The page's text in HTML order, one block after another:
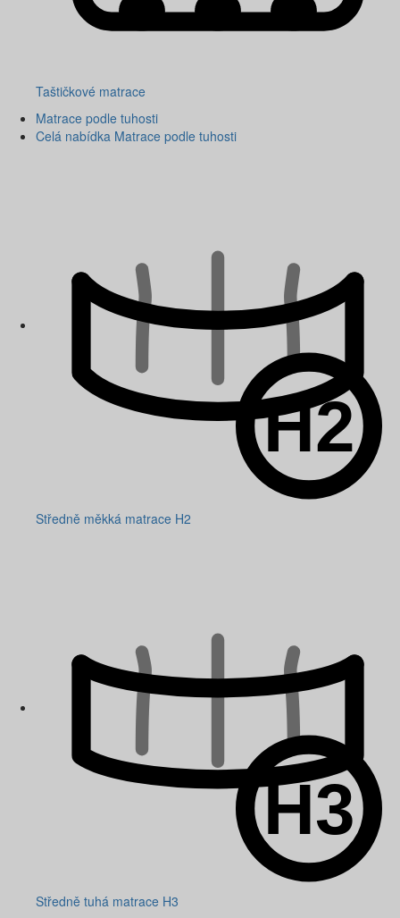
Taštičkové matrace
Matrace podle tuhosti
Celá nabídka Matrace podle tuhosti
Středně měkká matrace H2
Středně tuhá matrace H3